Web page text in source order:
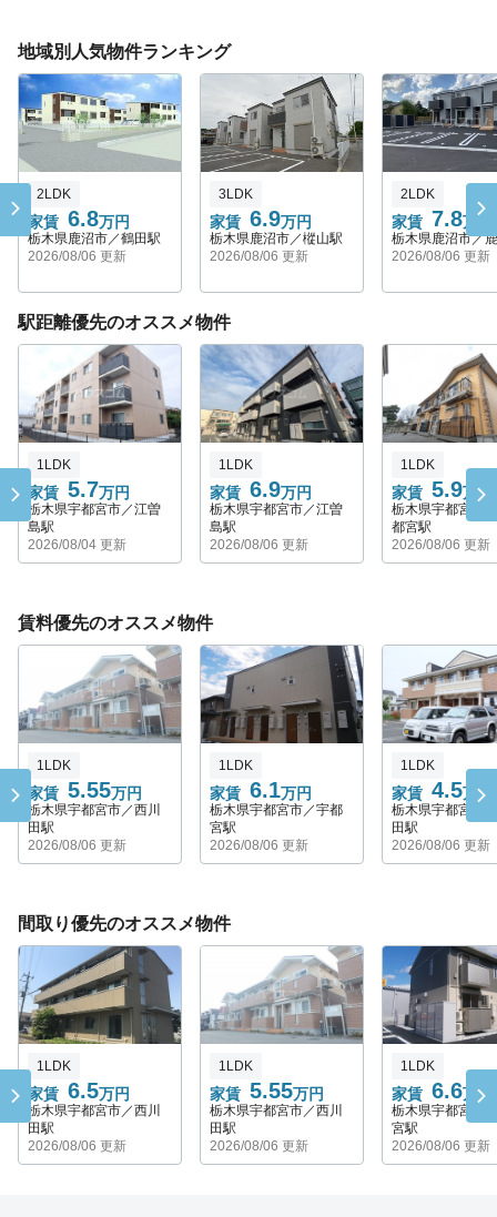
地域別人気物件ランキング
家賃 6.8万円
2LDK
栃木県鹿沼市／鶴田駅
2026/08/06 更新
家賃 6.9万円
3LDK
栃木県鹿沼市／樅山駅
2026/08/06 更新
家賃 7.8万円
2LDK
栃木県鹿沼市／
2026/08/06 更新
駅距離優先のオススメ物件
家賃 5.7万円
1LDK
栃木県宇都宮市／江曽
島駅
2026/08/04 更新
家賃 6.9万円
1LDK
栃木県宇都宮市／江曽
島駅
2026/08/06 更新
家賃 5.9万円
1LDK
栃木県宇都宮市
都宮駅
2026/08/06 更新
賃料優先のオススメ物件
家賃 5.55万円
1LDK
栃木県宇都宮市／西川
田駅
2026/08/06 更新
家賃 6.1万円
1LDK
栃木県宇都宮市／宇都
宮駅
2026/08/06 更新
家賃 4.5万円
1LDK
栃木県宇都宮市
田駅
2026/08/06 更新
間取り優先のオススメ物件
家賃 6.5万円
1LDK
栃木県宇都宮市／西川
田駅
2026/08/06 更新
家賃 5.55万円
1LDK
栃木県宇都宮市／西川
田駅
2026/08/06 更新
家賃 6.6万円
1LDK
栃木県宇都宮市
宮駅
2026/08/06 更新